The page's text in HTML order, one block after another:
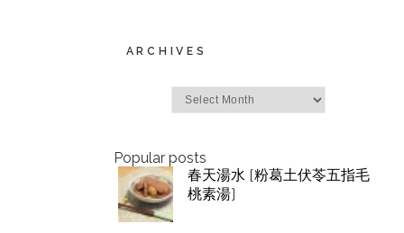
ARCHIVES
Popular posts
春天湯水 [粉葛土伏苓五指毛
桃素湯]